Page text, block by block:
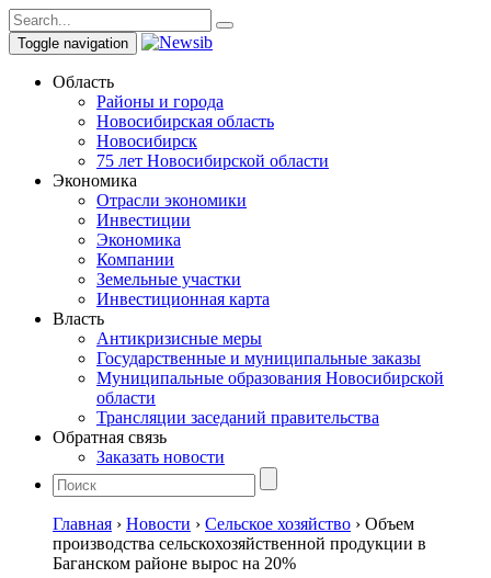
Toggle navigation
Область
Районы и города
Новосибирская область
Новосибирск
75 лет Новосибирской области
Экономика
Отрасли экономики
Инвестиции
Экономика
Компании
Земельные участки
Инвестиционная карта
Власть
Антикризисные меры
Государственные и муниципальные заказы
Муниципальные образования Новосибирской
области
Трансляции заседаний правительства
Обратная связь
Заказать новости
Главная › Новости › Сельское хозяйство › Объем
производства сельскохозяйственной продукции в
Баганском районе вырос на 20%